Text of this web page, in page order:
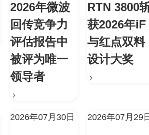
2026年微波
回传竞争力
评估报告中
被评为唯一
领导者
RTN 3800
获2026年iF
与红点双料
设计大奖
2026年07月30日 2026年07月29